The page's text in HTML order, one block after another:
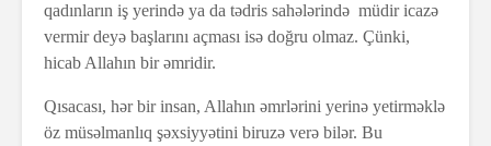
qadınların iş yerində ya da tədris sahələrində müdir icazə
vermir deyə başlarını açması isə doğru olmaz. Çünki,
hicab Allahın bir əmridir.
Qısacası, hər bir insan, Allahın əmrlərini yerinə yetirməklə
öz müsəlmanlıq şəxsiyyətini biruzə verə bilər. Bu